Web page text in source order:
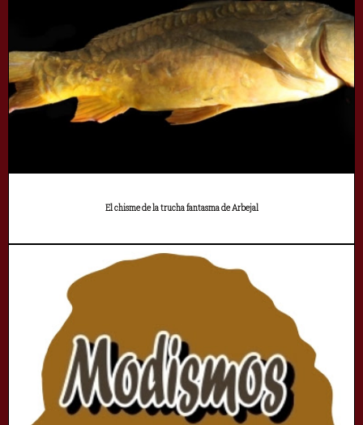
El chisme de la trucha fantasma de Arbejal